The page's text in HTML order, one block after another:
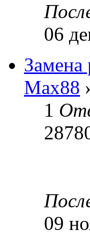
06
Замена
Max88
1
09